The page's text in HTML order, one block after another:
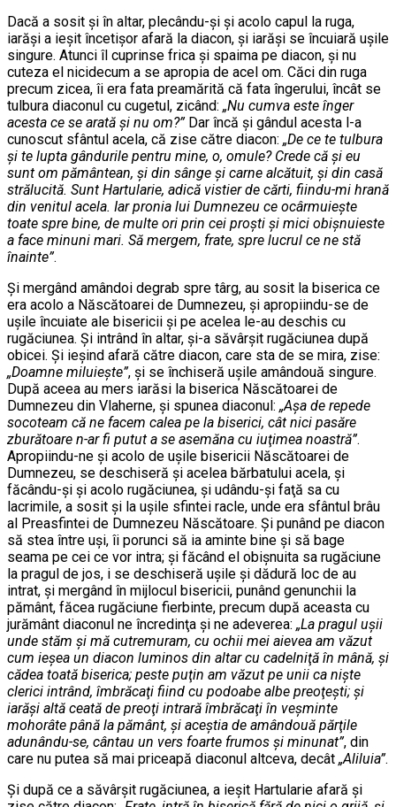
Dacă a sosit şi în altar, plecându-şi şi acolo capul la ruga,
iarăşi a ieşit încetişor afară la diacon, şi iarăşi se încuiară uşile
singure. Atunci îl cuprinse frica şi spaima pe diacon, şi nu
cuteza el nicidecum a se apropia de acel om. Căci din ruga
precum zicea, îi era fata preamărită că fata îngerului, încât se
tulbura diaconul cu cugetul, zicând: „Nu cumva este înger
acesta ce se arată şi nu om?”Dar încă şi gândul acesta l-a
cunoscut sfântul acela, că zise către diacon: „De ce te tulbura
şi te lupta gândurile pentru mine, o, omule? Crede că şi eu
sunt om pământean, şi din sânge şi carne alcătuit, şi din casă
strălucită. Sunt Hartularie, adică vistier de cărti, fiindu-mi hrană
din venitul acela. Iar pronia lui Dumnezeu ce ocârmuieşte
toate spre bine, de multe ori prin cei proşti şi mici obişnuieste
a face minuni mari. Să mergem, frate, spre lucrul ce ne stă
înainte”.
Şi mergând amândoi degrab spre târg, au sosit la biserica ce
era acolo a Născătoarei de Dumnezeu, şi apropiindu-se de
uşile încuiate ale bisericii şi pe acelea le-au deschis cu
rugăciunea. Şi intrând în altar, şi-a săvârşit rugăciunea după
obicei. Şi ieşind afară către diacon, care sta de se mira, zise:
„Doamne miluieşte”, şi se închiseră uşile amândouă singure.
După aceea au mers iarăsi la biserica Născătoarei de
Dumnezeu din Vlaherne, şi spunea diaconul: „Aşa de repede
socoteam că ne facem calea pe la biserici, cât nici pasăre
zburătoare n-ar fi putut a se asemăna cu iuţimea noastră”.
Apropiindu-ne şi acolo de uşile bisericii Născătoarei de
Dumnezeu, se deschiseră şi acelea bărbatului acela, şi
făcându-şi şi acolo rugăciunea, şi udându-şi faţă sa cu
lacrimile, a sosit şi la uşile sfintei racle, unde era sfântul brâu
al Preasfintei de Dumnezeu Născătoare. Şi punând pe diacon
să stea între uşi, îi porunci să ia aminte bine şi să bage
seama pe cei ce vor intra; şi făcând el obişnuita sa rugăciune
la pragul de jos, i se deschiseră uşile şi dădură loc de au
intrat, şi mergând în mijlocul bisericii, punând genunchii la
pământ, făcea rugăciune fierbinte, precum după aceasta cu
jurământ diaconul ne încredinţa şi ne adeverea: „La pragul uşii
unde stăm şi mă cutremuram, cu ochii mei aievea am văzut
cum ieşea un diacon luminos din altar cu cadelniţă în mână, şi
cădea toată biserica; peste puţin am văzut pe unii ca nişte
clerici intrând, îmbrăcaţi fiind cu podoabe albe preoţeşti; şi
iarăşi altă ceată de preoţi intrară îmbrăcaţi în veşminte
mohorâte până la pământ, şi aceştia de amândouă părţile
adunându-se, cântau un vers foarte frumos şi minunat”, din
care nu putea să mai priceapă diaconul altceva, decât „Aliluia”.
Şi după ce a săvârşit rugăciunea, a ieşit Hartularie afară şi